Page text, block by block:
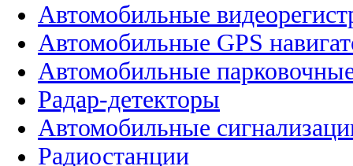
Автомобильные
Автомобильные GPS
Автомобильные
Радар-детекторы
Автомобильные
Радиостанции